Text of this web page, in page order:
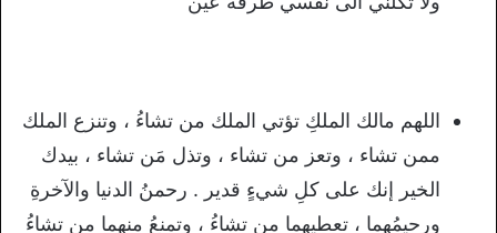
اللهم مالك الملكِ تؤتي الملك من تشاءُ ، وتنزع الملك
ممن تشاء ، وتعز من تشاء ، وتذل مَن تشاء ، بيدك
الخير إنك على كلِ شيءٍ قدير . رحمنُ الدنيا والآخرةِ
ورحيمُهما ، تعطيهما من تشاءُ ، وتمنعُ منهما من تشاءُ